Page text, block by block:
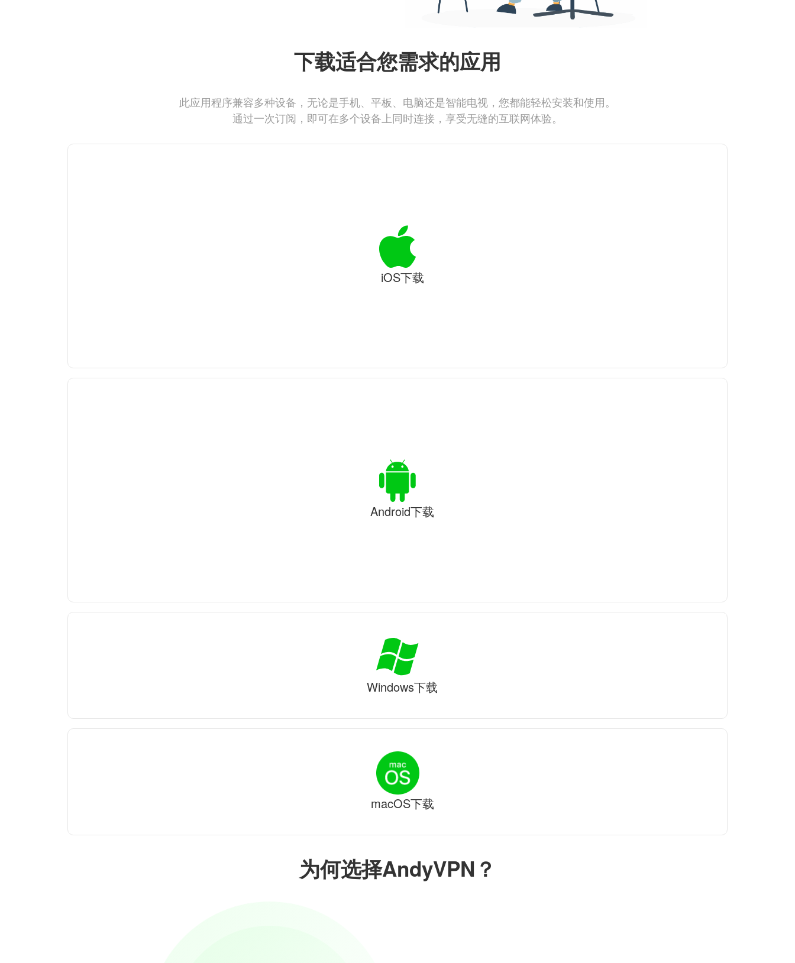
为何选择AndyVPN？
下载适合您需求的应用
此应用程序兼容多种设备，无论是手机、平板、电脑还是智能电视，您都能轻松安装和使用。
通过一次订阅，即可在多个设备上同时连接，享受无缝的互联网体验。
iOS下载
Android下载
Windows下载
macOS下载